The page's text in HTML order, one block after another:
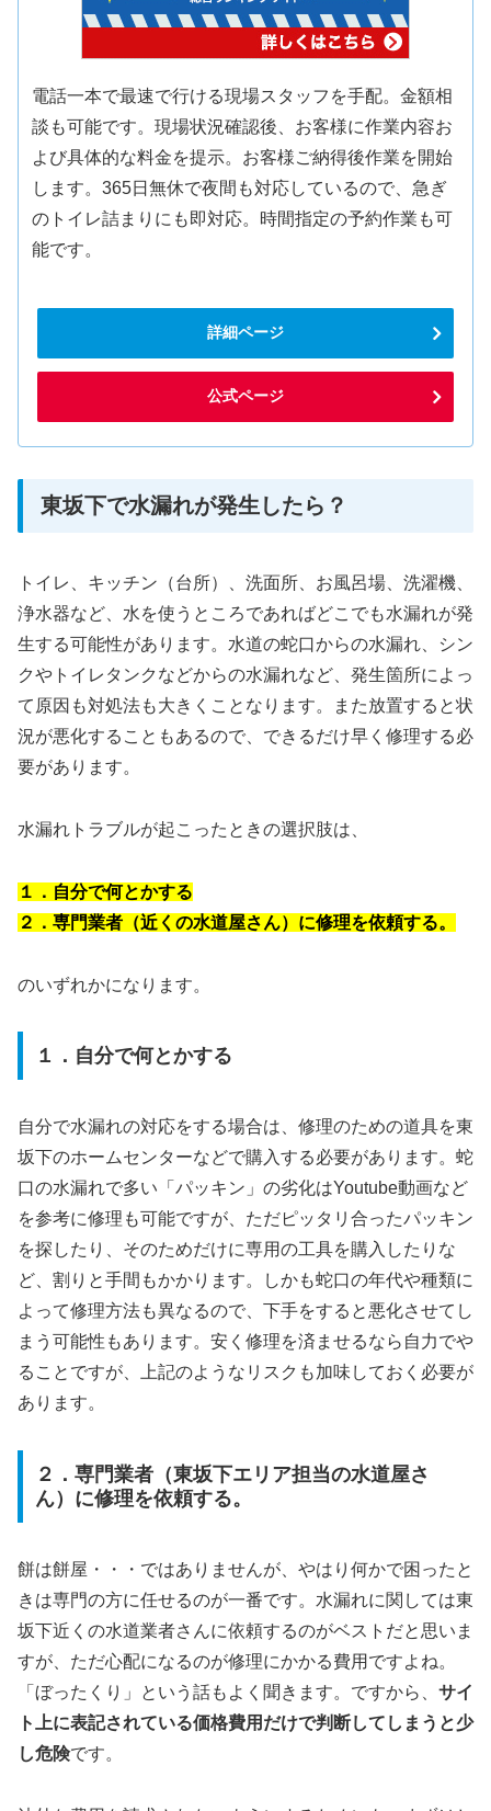
電話一本で最速で行ける現場スタッフを手配。金額相
談も可能です。現場状況確認後、お客様に作業内容お
よび具体的な料金を提示。お客様ご納得後作業を開始
します。365日無休で夜間も対応しているので、急ぎ
のトイレ詰まりにも即対応。時間指定の予約作業も可
能です。
詳細ページ
公式ページ
東坂下で水漏れが発生したら？
トイレ、キッチン（台所）、洗面所、お風呂場、洗濯機、
浄水器など、水を使うところであればどこでも水漏れが発
生する可能性があります。水道の蛇口からの水漏れ、シン
クやトイレタンクなどからの水漏れなど、発生箇所によっ
て原因も対処法も大きくことなります。また放置すると状
況が悪化することもあるので、できるだけ早く修理する必
要があります。
水漏れトラブルが起こったときの選択肢は、
１．自分で何とかする
２．専門業者（近くの水道屋さん）に修理を依頼する。
のいずれかになります。
１．自分で何とかする
自分で水漏れの対応をする場合は、修理のための道具を東
坂下のホームセンターなどで購入する必要があります。蛇
口の水漏れで多い「パッキン」の劣化はYoutube動画など
を参考に修理も可能ですが、ただピッタリ合ったパッキン
を探したり、そのためだけに専用の工具を購入したりな
ど、割りと手間もかかります。しかも蛇口の年代や種類に
よって修理方法も異なるので、下手をすると悪化させてし
まう可能性もあります。安く修理を済ませるなら自力でや
ることですが、上記のようなリスクも加味しておく必要が
あります。
２．専門業者（東坂下エリア担当の水道屋さ
ん）に修理を依頼する。
餅は餅屋・・・ではありませんが、やはり何かで困ったと
きは専門の方に任せるのが一番です。水漏れに関しては東
坂下近くの水道業者さんに依頼するのがベストだと思いま
すが、ただ心配になるのが修理にかかる費用ですよね。
「ぼったくり」という話もよく聞きます。ですから、 サイ
ト上に表記されている価格費用だけで判断してしまうと少
し危険です。